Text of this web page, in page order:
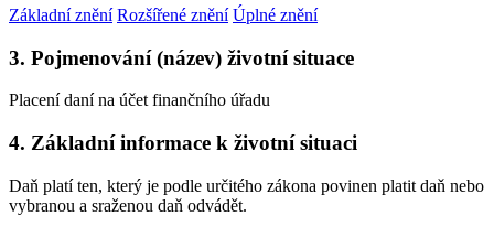
Základní znění Rozšířené znění Úplné znění
3. Pojmenování (název) životní situace
Placení daní na účet finančního úřadu
4. Základní informace k životní situaci
Daň platí ten, který je podle určitého zákona povinen platit daň nebo
vybranou a sraženou daň odvádět.